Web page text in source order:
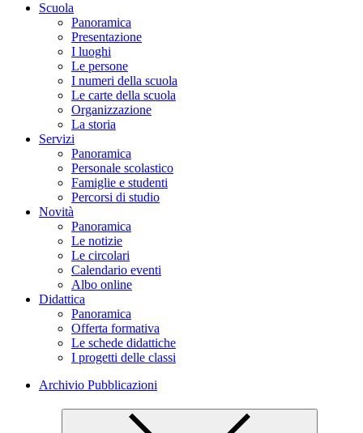
Scuola
Panoramica
Presentazione
I luoghi
Le persone
I numeri della scuola
Le carte della scuola
Organizzazione
La storia
Servizi
Panoramica
Personale scolastico
Famiglie e studenti
Percorsi di studio
Novità
Panoramica
Le notizie
Le circolari
Calendario eventi
Albo online
Didattica
Panoramica
Offerta formativa
Le schede didattiche
I progetti delle classi
Archivio Pubblicazioni